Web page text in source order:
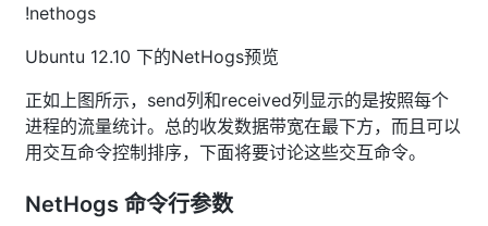
!nethogs
Ubuntu 12.10 下的NetHogs预览
正如上图所示，send列和received列显示的是按照每个
进程的流量统计。总的收发数据带宽在最下方，而且可以
用交互命令控制排序，下面将要讨论这些交互命令。
NetHogs 命令行参数